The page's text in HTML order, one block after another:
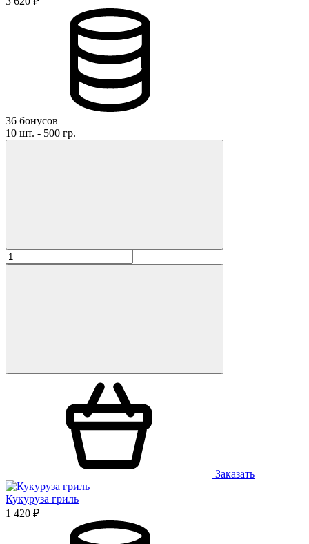
36 бонусов
10 шт. - 500 гр.
Заказать
Кукуруза гриль
1 420 ₽